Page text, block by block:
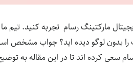
مارکتینگ رسام تجربه کنید. تیم
بدون لوگو دیده اید؟ جواب مشخص
کرده اند تا در این مقاله به